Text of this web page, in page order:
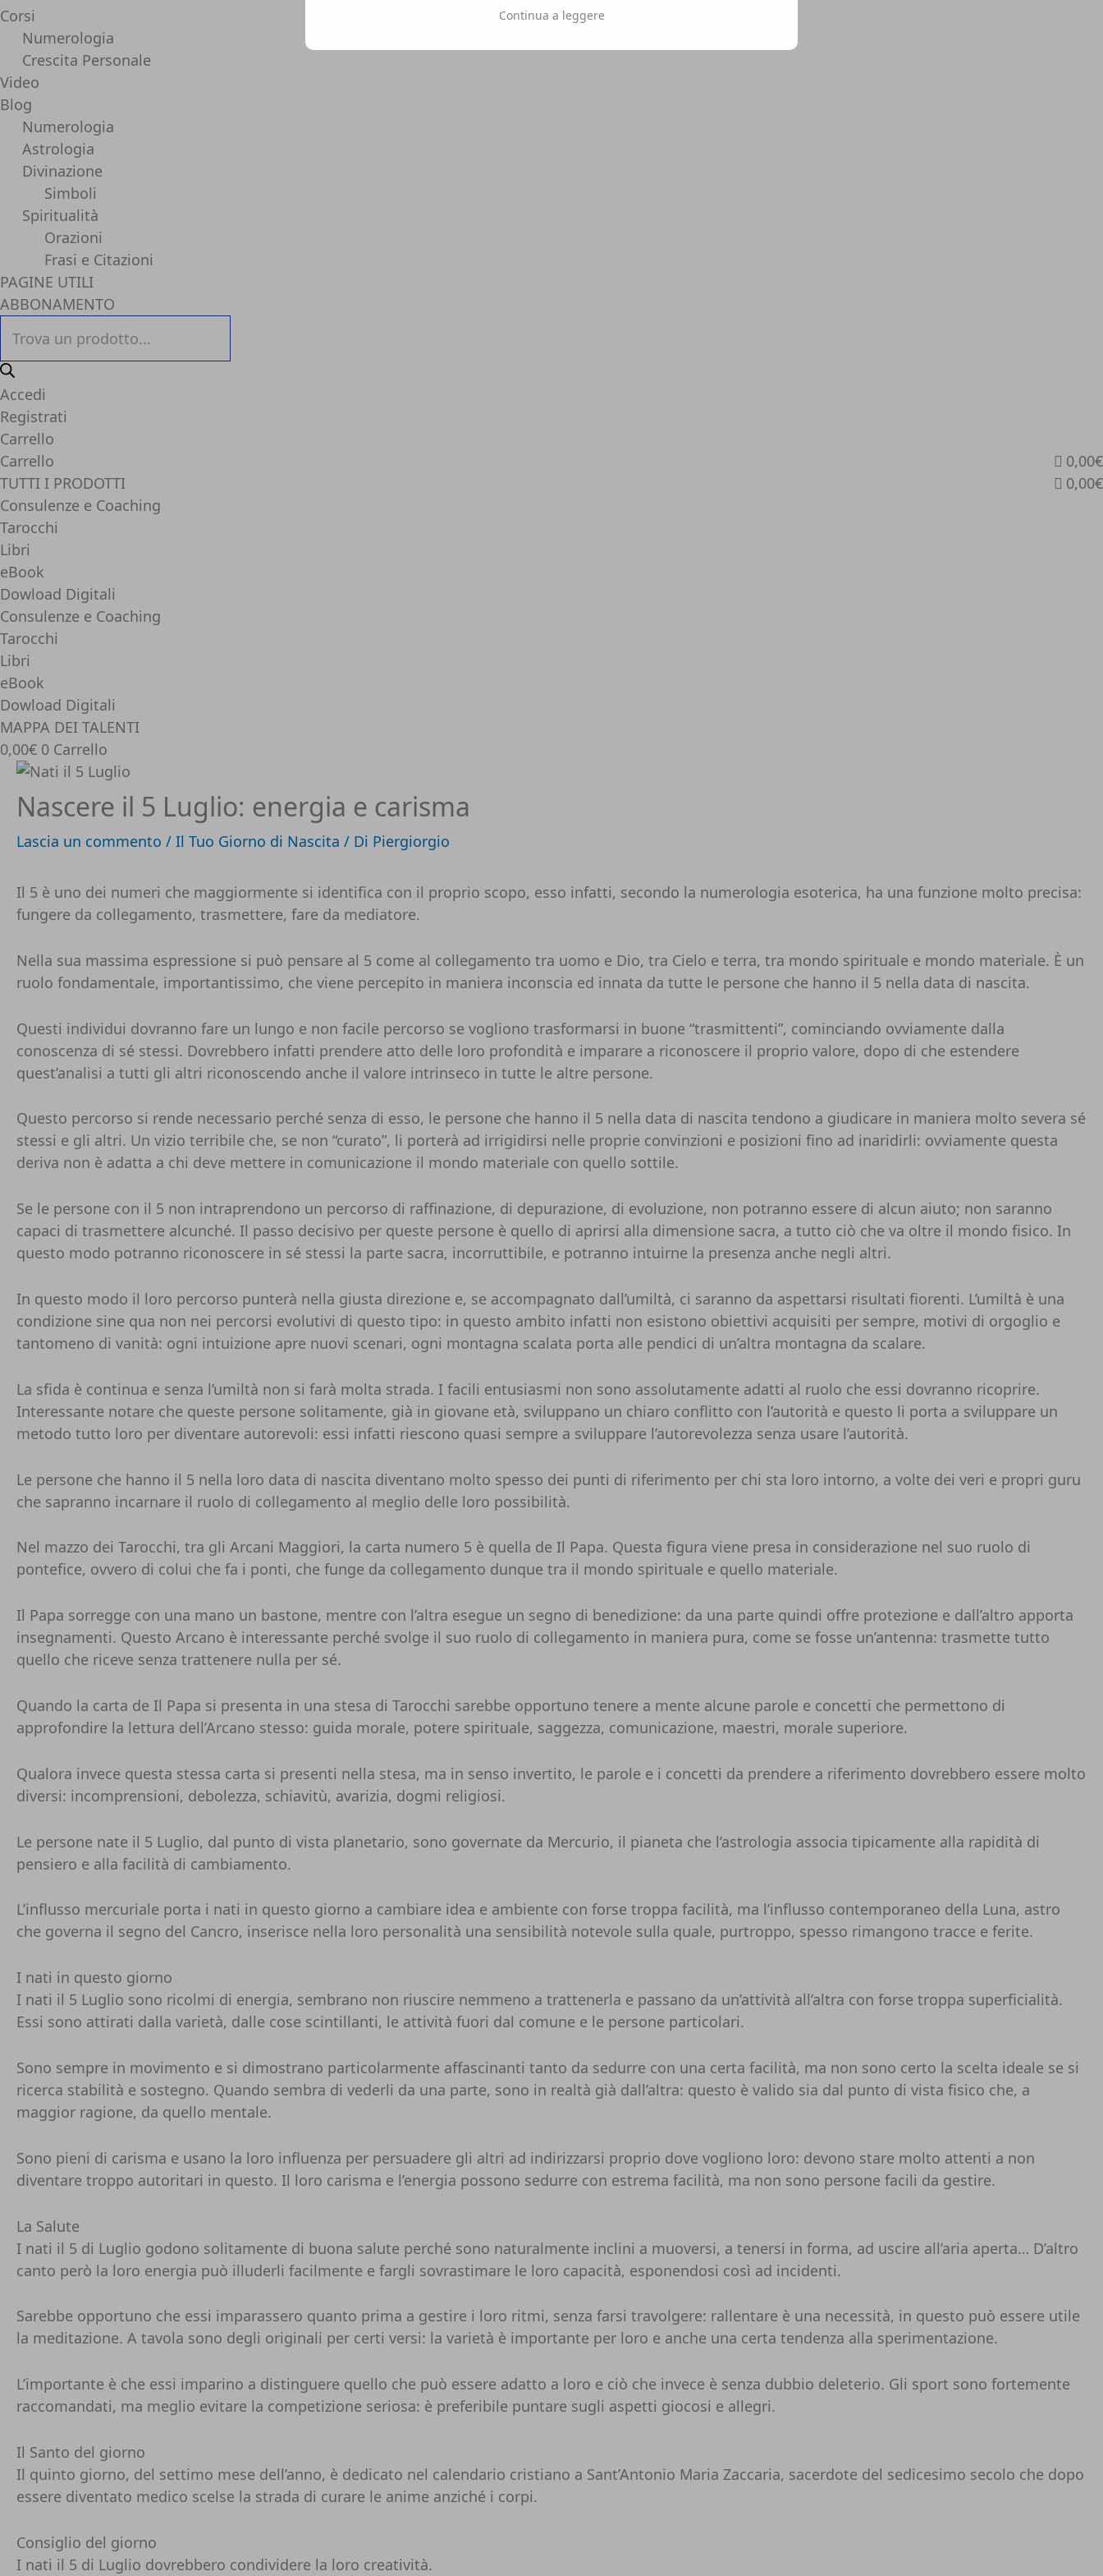
Corsi
Numerologia
Crescita Personale
Video
Blog
Numerologia
Astrologia
Divinazione
Simboli
Spiritualità
Orazioni
Frasi e Citazioni
PAGINE UTILI
ABBONAMENTO
Accedi
Registrati
Carrello
0,00€
Carrello
0,00€
TUTTI I PRODOTTI
Consulenze e Coaching
Tarocchi
Libri
eBook
Dowload Digitali
Consulenze e Coaching
Tarocchi
Libri
eBook
Dowload Digitali
MAPPA DEI TALENTI
0,00€ 0 Carrello
Nascere il 5 Luglio: energia e carisma
Lascia un commento / Il Tuo Giorno di Nascita / Di Piergiorgio
Il 5 è uno dei numeri che maggiormente si identifica con il proprio scopo, esso infatti, secondo la numerologia esoterica, ha una funzione molto precisa:
fungere da collegamento, trasmettere, fare da mediatore.
Nella sua massima espressione si può pensare al 5 come al collegamento tra uomo e Dio, tra Cielo e terra, tra mondo spirituale e mondo materiale. È un
ruolo fondamentale, importantissimo, che viene percepito in maniera inconscia ed innata da tutte le persone che hanno il 5 nella data di nascita.
Questi individui dovranno fare un lungo e non facile percorso se vogliono trasformarsi in buone “trasmittenti”, cominciando ovviamente dalla
conoscenza di sé stessi. Dovrebbero infatti prendere atto delle loro profondità e imparare a riconoscere il proprio valore, dopo di che estendere
quest’analisi a tutti gli altri riconoscendo anche il valore intrinseco in tutte le altre persone.
Questo percorso si rende necessario perché senza di esso, le persone che hanno il 5 nella data di nascita tendono a giudicare in maniera molto severa sé
stessi e gli altri. Un vizio terribile che, se non “curato”, li porterà ad irrigidirsi nelle proprie convinzioni e posizioni fino ad inaridirli: ovviamente questa
deriva non è adatta a chi deve mettere in comunicazione il mondo materiale con quello sottile.
Se le persone con il 5 non intraprendono un percorso di raffinazione, di depurazione, di evoluzione, non potranno essere di alcun aiuto; non saranno
capaci di trasmettere alcunché. Il passo decisivo per queste persone è quello di aprirsi alla dimensione sacra, a tutto ciò che va oltre il mondo fisico. In
questo modo potranno riconoscere in sé stessi la parte sacra, incorruttibile, e potranno intuirne la presenza anche negli altri.
In questo modo il loro percorso punterà nella giusta direzione e, se accompagnato dall’umiltà, ci saranno da aspettarsi risultati fiorenti. L’umiltà è una
condizione sine qua non nei percorsi evolutivi di questo tipo: in questo ambito infatti non esistono obiettivi acquisiti per sempre, motivi di orgoglio e
tantomeno di vanità: ogni intuizione apre nuovi scenari, ogni montagna scalata porta alle pendici di un’altra montagna da scalare.
La sfida è continua e senza l’umiltà non si farà molta strada. I facili entusiasmi non sono assolutamente adatti al ruolo che essi dovranno ricoprire.
Interessante notare che queste persone solitamente, già in giovane età, sviluppano un chiaro conflitto con l’autorità e questo li porta a sviluppare un
metodo tutto loro per diventare autorevoli: essi infatti riescono quasi sempre a sviluppare l’autorevolezza senza usare l’autorità.
Le persone che hanno il 5 nella loro data di nascita diventano molto spesso dei punti di riferimento per chi sta loro intorno, a volte dei veri e propri guru
che sapranno incarnare il ruolo di collegamento al meglio delle loro possibilità.
Nel mazzo dei Tarocchi, tra gli Arcani Maggiori, la carta numero 5 è quella de Il Papa. Questa figura viene presa in considerazione nel suo ruolo di
pontefice, ovvero di colui che fa i ponti, che funge da collegamento dunque tra il mondo spirituale e quello materiale.
Il Papa sorregge con una mano un bastone, mentre con l’altra esegue un segno di benedizione: da una parte quindi offre protezione e dall’altro apporta
insegnamenti. Questo Arcano è interessante perché svolge il suo ruolo di collegamento in maniera pura, come se fosse un’antenna: trasmette tutto
quello che riceve senza trattenere nulla per sé.
Quando la carta de Il Papa si presenta in una stesa di Tarocchi sarebbe opportuno tenere a mente alcune parole e concetti che permettono di
approfondire la lettura dell’Arcano stesso: guida morale, potere spirituale, saggezza, comunicazione, maestri, morale superiore.
Qualora invece questa stessa carta si presenti nella stesa, ma in senso invertito, le parole e i concetti da prendere a riferimento dovrebbero essere molto
diversi: incomprensioni, debolezza, schiavitù, avarizia, dogmi religiosi.
Le persone nate il 5 Luglio, dal punto di vista planetario, sono governate da Mercurio, il pianeta che l’astrologia associa tipicamente alla rapidità di
pensiero e alla facilità di cambiamento.
L’influsso mercuriale porta i nati in questo giorno a cambiare idea e ambiente con forse troppa facilità, ma l’influsso contemporaneo della Luna, astro
che governa il segno del Cancro, inserisce nella loro personalità una sensibilità notevole sulla quale, purtroppo, spesso rimangono tracce e ferite.
I nati in questo giorno
I nati il 5 Luglio sono ricolmi di energia, sembrano non riuscire nemmeno a trattenerla e passano da un’attività all’altra con forse troppa superficialità.
Essi sono attirati dalla varietà, dalle cose scintillanti, le attività fuori dal comune e le persone particolari.
Sono sempre in movimento e si dimostrano particolarmente affascinanti tanto da sedurre con una certa facilità, ma non sono certo la scelta ideale se si
ricerca stabilità e sostegno. Quando sembra di vederli da una parte, sono in realtà già dall’altra: questo è valido sia dal punto di vista fisico che, a
maggior ragione, da quello mentale.
Sono pieni di carisma e usano la loro influenza per persuadere gli altri ad indirizzarsi proprio dove vogliono loro: devono stare molto attenti a non
diventare troppo autoritari in questo. Il loro carisma e l’energia possono sedurre con estrema facilità, ma non sono persone facili da gestire.
La Salute
I nati il 5 di Luglio godono solitamente di buona salute perché sono naturalmente inclini a muoversi, a tenersi in forma, ad uscire all’aria aperta… D’altro
canto però la loro energia può illuderli facilmente e fargli sovrastimare le loro capacità, esponendosi così ad incidenti.
Sarebbe opportuno che essi imparassero quanto prima a gestire i loro ritmi, senza farsi travolgere: rallentare è una necessità, in questo può essere utile
la meditazione. A tavola sono degli originali per certi versi: la varietà è importante per loro e anche una certa tendenza alla sperimentazione.
L’importante è che essi imparino a distinguere quello che può essere adatto a loro e ciò che invece è senza dubbio deleterio. Gli sport sono fortemente
raccomandati, ma meglio evitare la competizione seriosa: è preferibile puntare sugli aspetti giocosi e allegri.
Il Santo del giorno
Il quinto giorno, del settimo mese dell’anno, è dedicato nel calendario cristiano a Sant’Antonio Maria Zaccaria, sacerdote del sedicesimo secolo che dopo
essere diventato medico scelse la strada di curare le anime anziché i corpi.
Consiglio del giorno
I nati il 5 di Luglio dovrebbero condividere la loro creatività.
Continua a leggere